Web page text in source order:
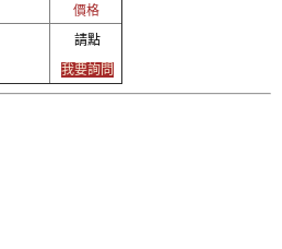
價格
請點
我要詢問